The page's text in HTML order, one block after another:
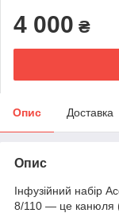
4 000 ₴
Опис Доставка
Опис
Інфузійний набір
8/110 — це канюля